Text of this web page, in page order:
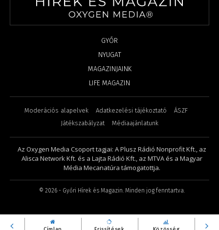
GYŐR
NYUGAT
MAGAZINJAINK
LIFE MAGAZIN
Moderációs alapelvek Adatkezelési tájékoztató
ÁSZF
Játékszabályzat
Médiaajánlatunk
Az Oxygen Media Csoport tagjai: A Plusz Rádió Nonprofit Kft., az
Alisca Network Kft. és a Lajta Rádió Kft., az MTVA és a Magyar
Média Mecanatúra támogatottja.
© 2026 - Győri Hírek és Magazin. Minden jog fenntartva.